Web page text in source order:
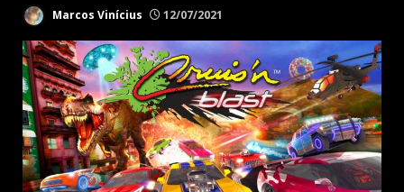
Marcos Vinícius 12/07/2021